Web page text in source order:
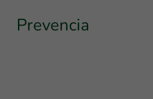
Prevencia